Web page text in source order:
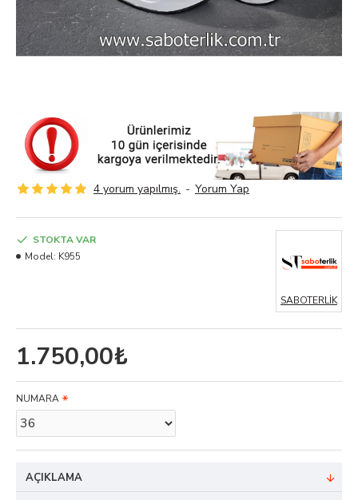
4 yorum yapılmış. - Yorum Yap
1.750,00₺
STOKTA VAR
Model: K955
SABOTERLİK
NUMARA
AÇIKLAMA